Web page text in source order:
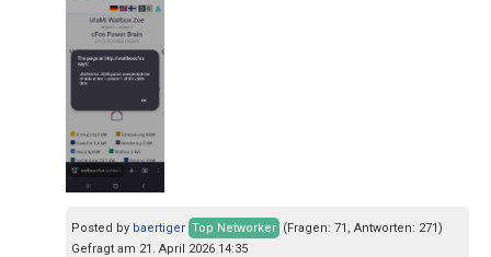
Posted by baertiger Top Networker (Fragen: 71, Antworten: 271)
Gefragt am 21. April 2026 14:35